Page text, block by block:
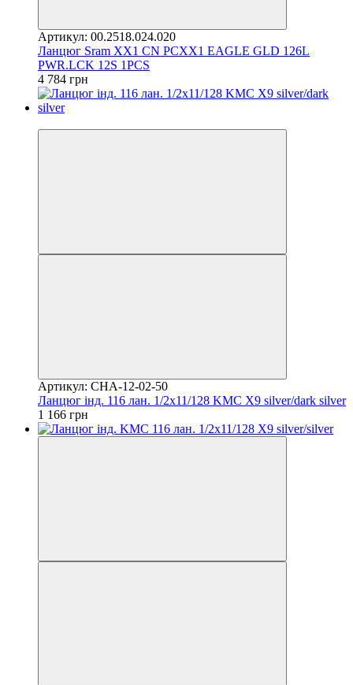
Артикул: 00.2518.024.020
Ланцюг Sram XX1 CN PCXX1 EAGLE GLD 126L
PWR.LCK 12S 1PCS
4 784 грн
Артикул: CHA-12-02-50
Ланцюг інд. 116 лан. 1/2x11/128 KMC X9 silver/dark silver
1 166 грн